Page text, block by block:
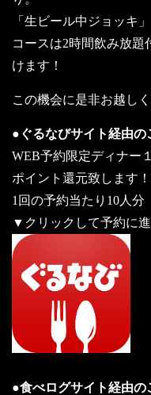
「生ビール中ジョッキ
コースは2時間飲み放題
けます！
この機会に是非お越し
●ぐるなびサイト経由の
WEB予約限定ディナー
ポイント還元致します！
1回の予約当たり10人分
▼クリックして予約に
●食べログサイト経由の